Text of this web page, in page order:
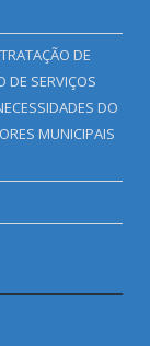
DE
DE SERVIÇOS
DO
MUNICIPAIS